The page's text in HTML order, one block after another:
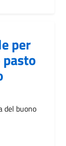
per
del buono